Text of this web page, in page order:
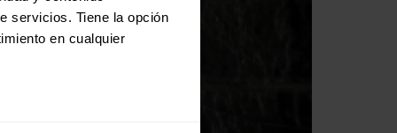
servicios. Tiene la opción
en cualquier